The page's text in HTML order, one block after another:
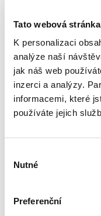
Tato webová
K personalizaci
analýze naší
jak náš web
inzerci a analýzy.
informacemi, které
používáte jejich
souhlasu
Nutné
Preferenční
těžební
nabídnout
tarifů. Vzhledem k
LAMA ENERGY
ropy a zemního
spolehnout na
českého dodavatele
A co vy na
Jméno*